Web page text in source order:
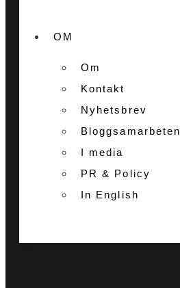
OM
Om
Kontakt
Nyhetsbrev
Bloggsamarbeten
I media
PR & Policy
In English